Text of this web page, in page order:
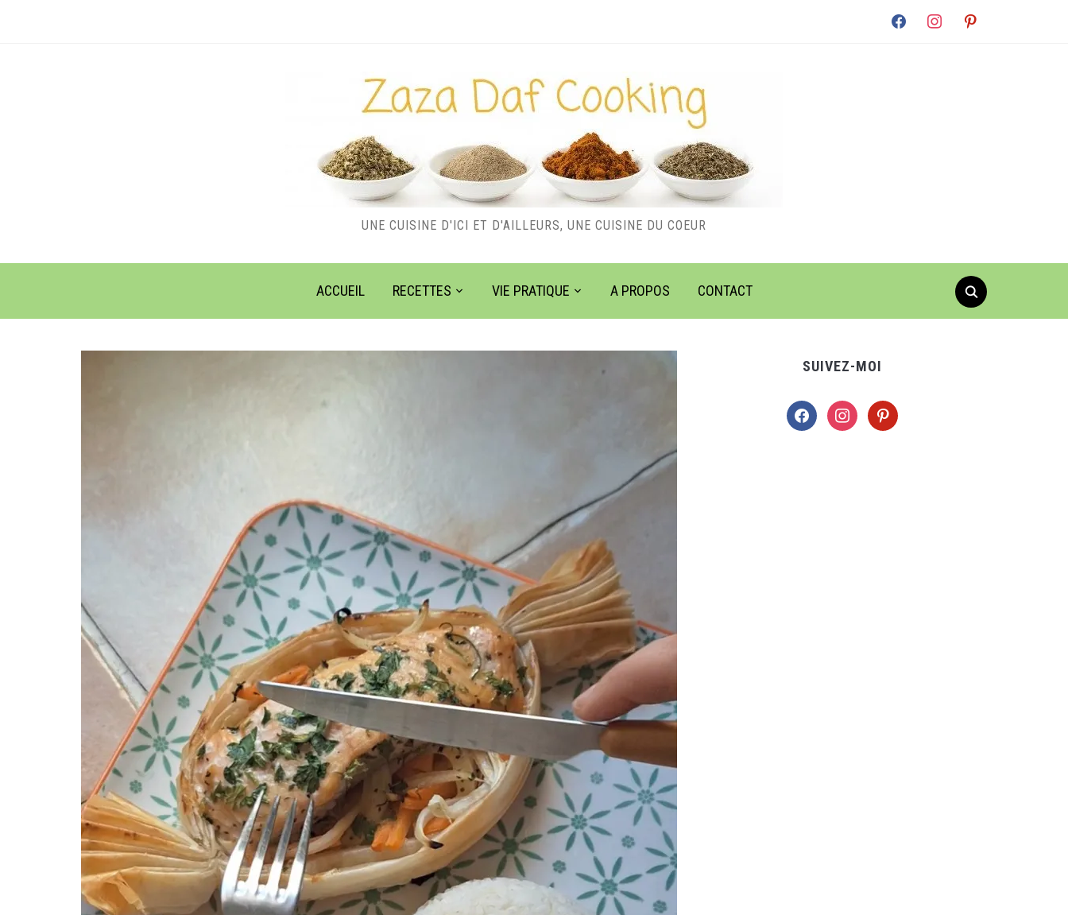
facebook instagrampinterest
UNE CUISINE D'ICI ET D'AILLEURS, UNE CUISINE DU COEUR
ACCUEIL RECETTES VIE PRATIQUE A PROPOS CONTACT
SUIVEZ-MOI
facebookinstagrampinterest